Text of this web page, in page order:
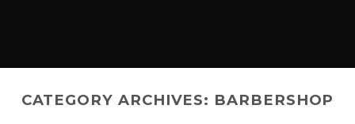
CATEGORY ARCHIVES: BARBERSHOP